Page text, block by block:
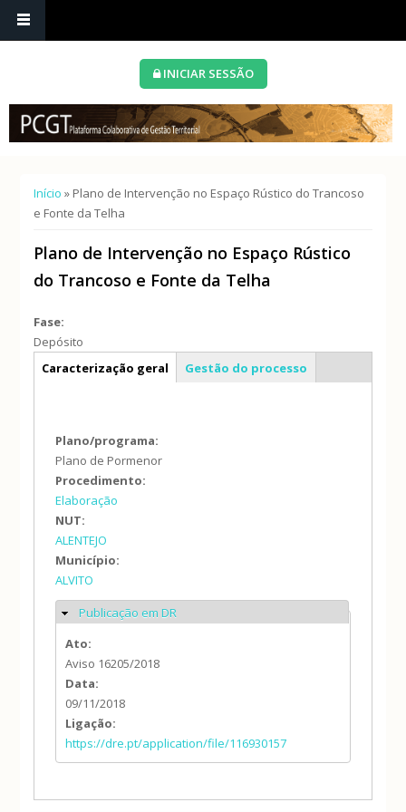
INICIAR SESSÃO
Está aqui
Início » Plano de Intervenção no Espaço Rústico do Trancoso
e Fonte da Telha
Plano de Intervenção no Espaço Rústico
do Trancoso e Fonte da Telha
Fase:
Depósito
Info geral
Caracterização geral Gestão do processo
Plano/programa:
Plano de Pormenor
Procedimento:
Elaboração
NUT:
ALENTEJO
Município:
ALVITO
Ocultar
Publicação em DR
Ato:
Aviso 16205/2018
Data:
09/11/2018
Ligação:
https://dre.pt/application/file/116930157